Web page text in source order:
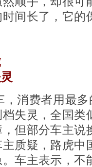
间长了，它的
消费者用最多
失灵，全国类
但部分车主说
质疑，路虎中
车主表示，不